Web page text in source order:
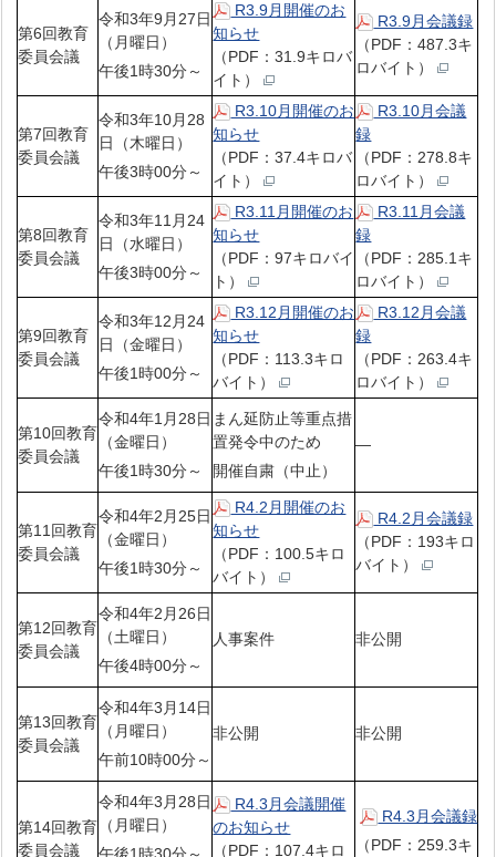
第6回教育
委員会議
令和3年9月27日
（月曜日）
午後1時30分～
R3.9月開催のお
知らせ
（PDF：31.9キロバ
イト）
R3.9月会議録
（PDF：487.3キ
ロバイト）
第7回教育
委員会議
令和3年10月28
日（木曜日）
午後3時00分～
R3.10月開催のお
知らせ
（PDF：37.4キロバ
イト）
R3.10月会議
録
（PDF：278.8キ
ロバイト）
第8回教育
委員会議
令和3年11月24
日（水曜日）
午後3時00分～
R3.11月開催のお
知らせ
（PDF：97キロバイ
ト）
R3.11月会議
録
（PDF：285.1キ
ロバイト）
第9回教育
委員会議
令和3年12月24
日（金曜日）
午後1時00分～
R3.12月開催のお
知らせ
（PDF：113.3キロ
バイト）
R3.12月会議
録
（PDF：263.4キ
ロバイト）
第10回教育
委員会議
令和4年1月28日
（金曜日）
午後1時30分～
まん延防止等重点措
置発令中のため
開催自粛（中止）
—
第11回教育
委員会議
令和4年2月25日
（金曜日）
午後1時30分～
R4.2月開催のお
知らせ
（PDF：100.5キロ
バイト）
R4.2月会議録
（PDF：193キロ
バイト）
第12回教育
委員会議
令和4年2月26日
（土曜日）
午後4時00分～
人事案件 非公開
第13回教育
委員会議
令和4年3月14日
（月曜日）
午前10時00分～
非公開 非公開
第14回教育
委員会議
令和4年3月28日
（月曜日）
R4.3月会議開催
のお知らせ
（PDF：107.4キロ
R4.3月会議録
（PDF：259.3キ